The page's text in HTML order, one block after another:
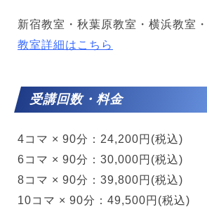
新宿教室・秋葉原教室・横浜教室
教室詳細はこちら
受講回数・料金
4コマ × 90分：24,200円(税込)
6コマ × 90分：30,000円(税込)
8コマ × 90分：39,800円(税込)
10コマ × 90分：49,500円(税込)